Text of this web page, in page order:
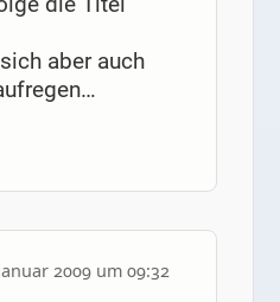
aber auch
2009 um 09:32